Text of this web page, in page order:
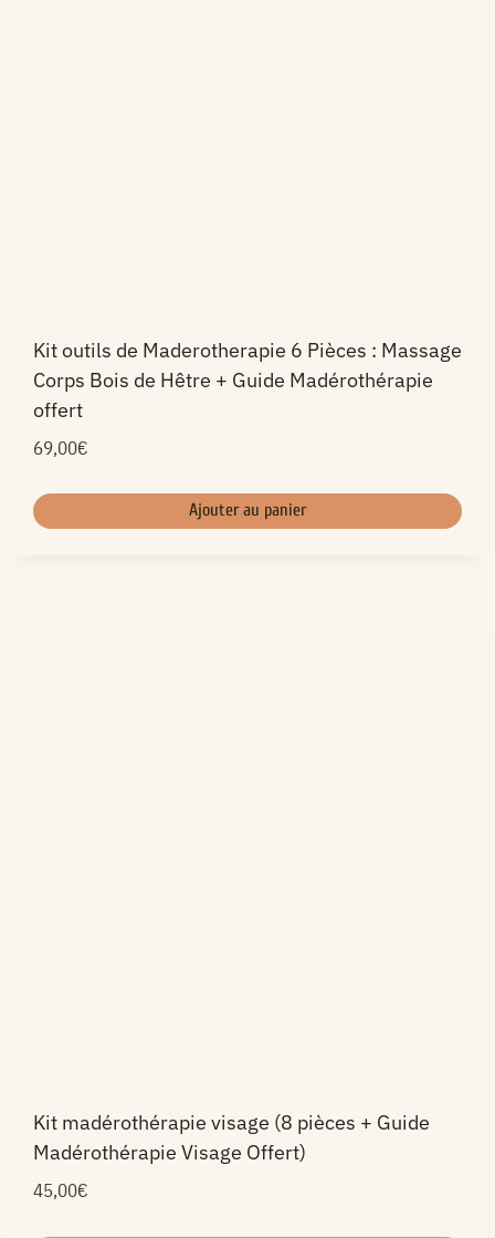
Kit outils de Maderotherapie 6 Pièces : Massage
Corps Bois de Hêtre + Guide Madérothérapie
offert
69,00€
Ajouter au panier
Kit madérothérapie visage (8 pièces + Guide
Madérothérapie Visage Offert)
45,00€